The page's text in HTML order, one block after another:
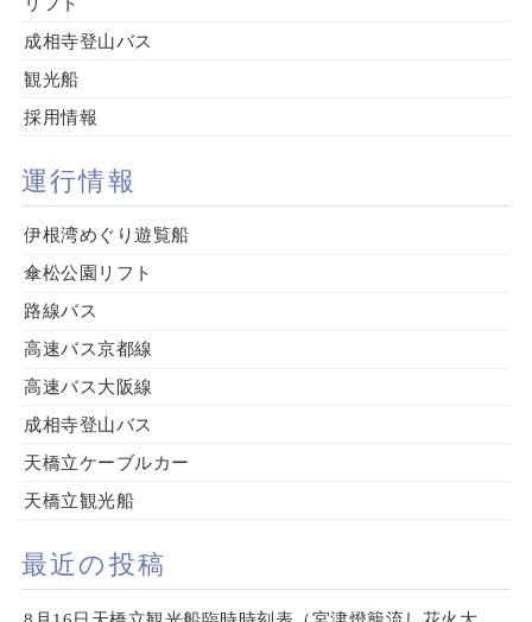
成相寺登山バス
観光船
採用情報
運行情報
伊根湾めぐり遊覧船
傘松公園リフト
路線バス
高速バス京都線
高速バス大阪線
成相寺登山バス
天橋立ケーブルカー
天橋立観光船
最近の投稿